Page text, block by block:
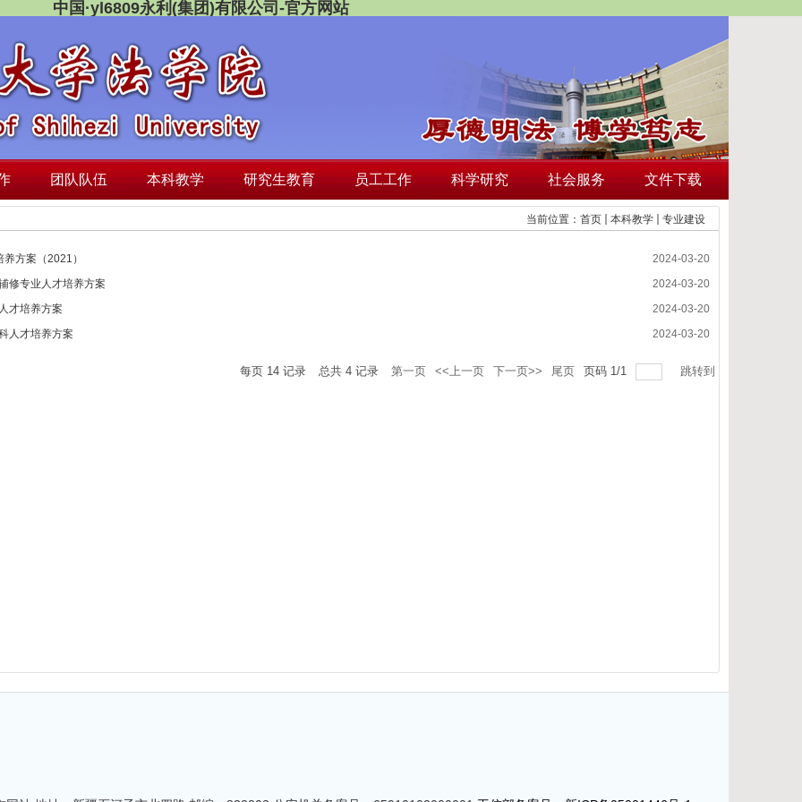
中国·yl6809永利(集团)有限公司-官方网站
团队队伍 本科教学 研究生教育 员工工作 科学研究 社会服务 文件下载
当前位置： 首页 本科教学 专业建设
方案（2021）
2024-03-20
修专业人才培养方案
2024-03-20
才培养方案
2024-03-20
人才培养方案
2024-03-20
每页 14 记录 总共 4 记录 第一页 <<上一页 下一页>> 尾页 页码 1/1 跳转到